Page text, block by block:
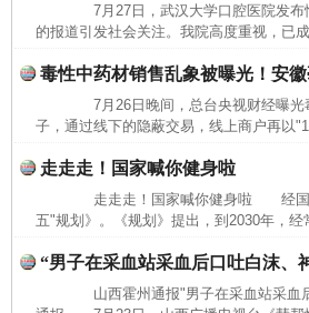
7月27日，武汉大学口腔医院发布
的报道引发社会关注。我院高度重视，已
毒性中药材销售乱象被曝光！安
7月26日晚间，总台央视财经曝光
子，通过线下的隐蔽交易，线上商户再以
走走走！国家喊你健身啦
走走走！国家喊你健身啦 经国务
五"规划》。《规划》提出，到2030年
“男子在采血站采血后口吐白沫、
山西霍州通报"男子在采血站采血